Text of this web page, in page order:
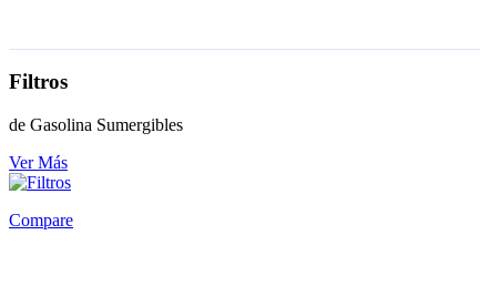
Filtros
de Gasolina Sumergibles
Ver Más
Compare